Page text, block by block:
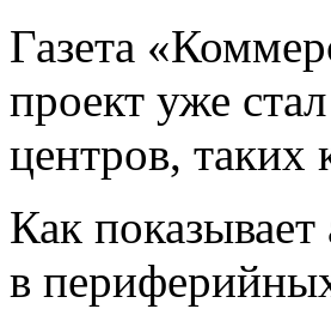
Газета
проект уже
центров, таких
Как
в